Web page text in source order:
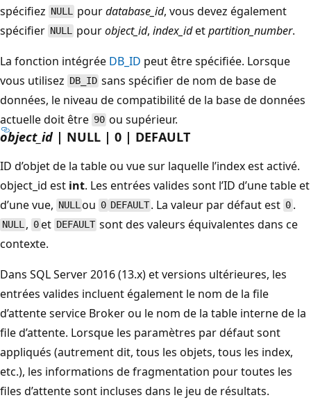
spécifiez NULL pourdatabase_id, vous devez également
spécifier NULL pourobject_id,index_idetpartition_number.
La fonction intégrée DB_ID peut être spécifiée. Lorsque
vous utilisez DB_ID sans spécifier de nom de base de
données, le niveau de compatibilité de la base de données
actuelle doit être 90 ou supérieur.
object_id | NULL | 0 | DEFAULT
ID d’objet de la table ou vue sur laquelle l’index est activé.
object_id est int. Les entrées valides sont l’ID d’une table et
d’une vue, NULLou 0 DEFAULT . La valeur par défaut est 0.
NULL , 0et DEFAULT sont des valeurs équivalentes dans ce
contexte.
Dans SQL Server 2016 (13.x) et versions ultérieures, les
entrées valides incluent également le nom de la file
d’attente service Broker ou le nom de la table interne de la
file d’attente. Lorsque les paramètres par défaut sont
appliqués (autrement dit, tous les objets, tous les index,
etc.), les informations de fragmentation pour toutes les
files d’attente sont incluses dans le jeu de résultats.